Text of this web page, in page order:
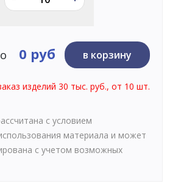
0 руб в корзину
изделий 30 тыс. руб., от 10 шт.
с условием
материала и может
с учетом возможных